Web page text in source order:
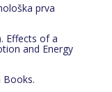
prva
Effects of a
and Energy
Books.